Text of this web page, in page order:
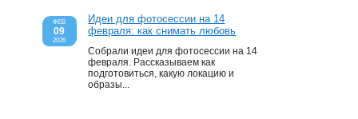
ФЕВ
09
2026
Идеи для фотосессии на 14
февраля: как снимать любовь
Собрали идеи для фотосессии на 14
февраля. Рассказываем как
подготовиться, какую локацию и
образы...